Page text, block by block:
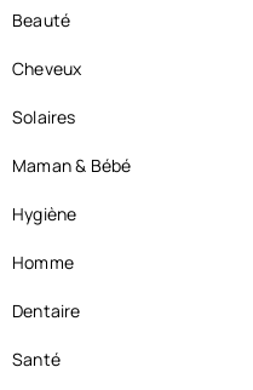
Beauté
Cheveux
Solaires
Maman & Bébé
Hygiène
Homme
Dentaire
Santé